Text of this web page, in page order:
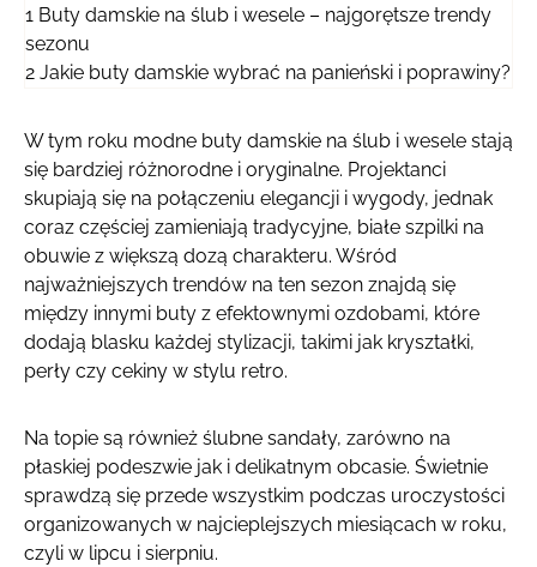
1 Buty damskie na ślub i wesele – najgorętsze trendy
sezonu
2 Jakie buty damskie wybrać na panieński i poprawiny?
W tym roku modne buty damskie na ślub i wesele stają
się bardziej różnorodne i oryginalne. Projektanci
skupiają się na połączeniu elegancji i wygody, jednak
coraz częściej zamieniają tradycyjne, białe szpilki na
obuwie z większą dozą charakteru. Wśród
najważniejszych trendów na ten sezon znajdą się
między innymi buty z efektownymi ozdobami, które
dodają blasku każdej stylizacji, takimi jak kryształki,
perły czy cekiny w stylu retro.
Na topie są również ślubne sandały, zarówno na
płaskiej podeszwie jak i delikatnym obcasie. Świetnie
sprawdzą się przede wszystkim podczas uroczystości
organizowanych w najcieplejszych miesiącach w roku,
czyli w lipcu i sierpniu.